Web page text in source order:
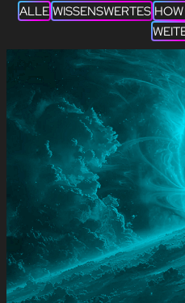
ALLE WISSENSWERTES